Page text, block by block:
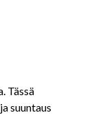
Tässä
suuntaus